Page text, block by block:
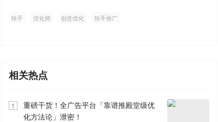
快手 优化师 创意优化 快手推广
相关热点
1
重磅干货！全广告平台「靠谱推殿堂级优
化方法论」泄密！